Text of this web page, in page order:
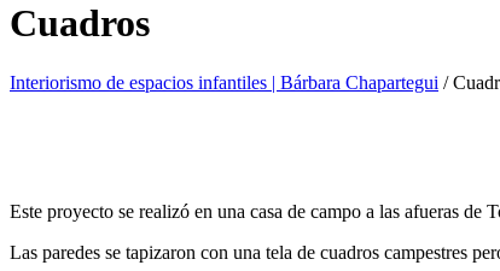
Cuadros
Interiorismo de espacios infantiles | Bárbara Chapartegui /
Este proyecto se realizó en una casa de campo a las afueras
Las paredes se tapizaron con una tela de cuadros campestres